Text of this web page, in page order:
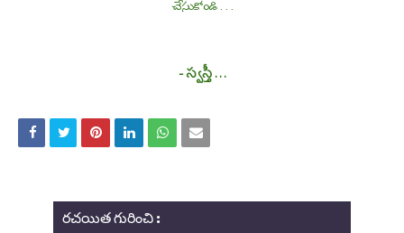
చేసుకోండి . . .
- స్వస్తీ . . .
రచయిత గురించి :